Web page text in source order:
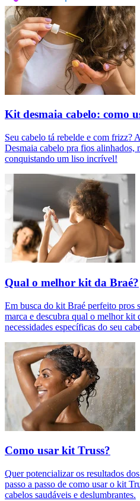
Kit desmaia cabelo: como
Seu cabelo tá rebelde e com frizz?
Desmaia cabelo pra fios alinhados,
conquistando um liso incrível!
Qual o melhor kit da Braé?
Em busca do kit Braé perfeito pros
marca e descubra qual o melhor kit
necessidades específicas do seu
Como usar kit Truss?
Quer potencializar os resultados
passo a passo de como usar o kit
cabelos saudáveis e deslumbrantes.